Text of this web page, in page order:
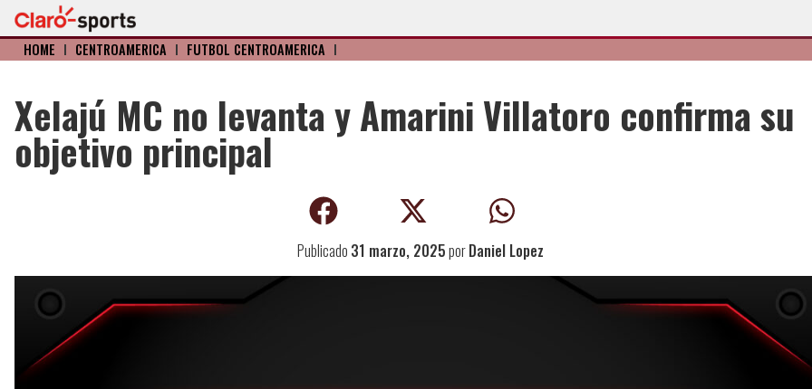
HOME I CENTROAMERICA I FÚTBOL CENTROAMÉRICA I
Xelajú MC no levanta y Amarini Villatoro confirma su
objetivo principal
Publicado 31 marzo, 2025porDaniel Lopez